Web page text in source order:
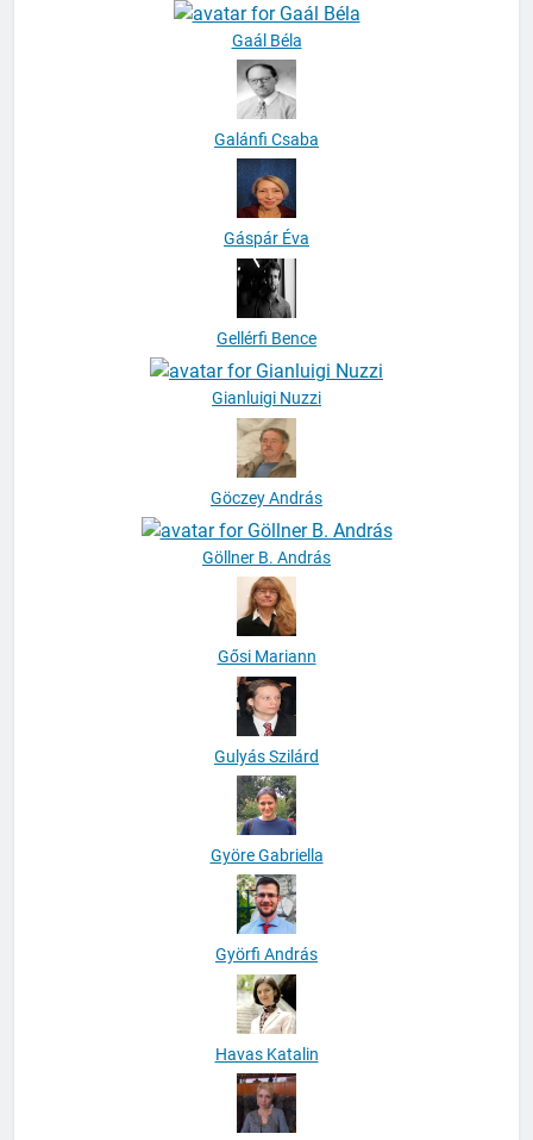
Gaál Béla
Galánfi Csaba
Gáspár Éva
Gellérfi Bence
Gianluigi Nuzzi
Göczey András
Göllner B. András
Gősi Mariann
Gulyás Szilárd
Györe Gabriella
Györfi András
Havas Katalin